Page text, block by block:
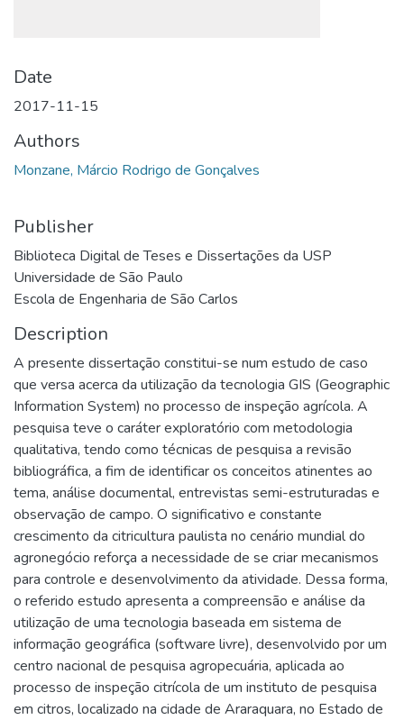
Date
2017-11-15
Authors
Monzane, Márcio Rodrigo de Gonçalves
Publisher
Biblioteca Digital de Teses e Dissertações da USP
Universidade de São Paulo
Escola de Engenharia de São Carlos
Description
A presente dissertação constitui-se num estudo de caso
que versa acerca da utilização da tecnologia GIS (Geographic
Information System) no processo de inspeção agrícola. A
pesquisa teve o caráter exploratório com metodologia
qualitativa, tendo como técnicas de pesquisa a revisão
bibliográfica, a fim de identificar os conceitos atinentes ao
tema, análise documental, entrevistas semi-estruturadas e
observação de campo. O significativo e constante
crescimento da citricultura paulista no cenário mundial do
agronegócio reforça a necessidade de se criar mecanismos
para controle e desenvolvimento da atividade. Dessa forma,
o referido estudo apresenta a compreensão e análise da
utilização de uma tecnologia baseada em sistema de
informação geográfica (software livre), desenvolvido por um
centro nacional de pesquisa agropecuária, aplicada ao
processo de inspeção citrícola de um instituto de pesquisa
em citros, localizado na cidade de Araraquara, no Estado de